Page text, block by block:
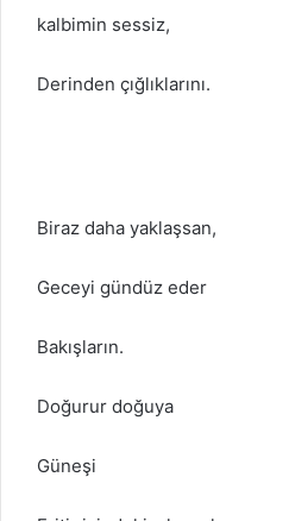
kalbimin sessiz,
Derinden çığlıklarını.
Biraz daha yaklaşsan,
Geceyi gündüz eder
Bakışların.
Doğurur doğuya
Güneşi